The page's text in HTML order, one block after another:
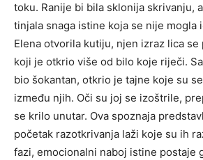
toku. Ranije bi bila sklonija skrivanju,
tinjala snaga istine koja se nije mogla
Elena otvorila kutiju, njen izraz lica
koji je otkrio više od bilo koje riječi.
bio šokantan, otkrio je tajne koje su
između njih. Oči su joj se izoštrile,
se krilo unutar. Ova spoznaja
početak razotkrivanja laži koje su ih
fazi, emocionalni naboj istine postaje